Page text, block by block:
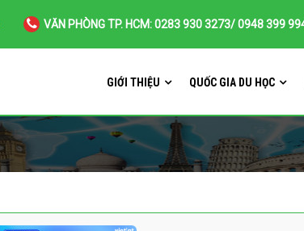
VĂN PHÒNG TP. HCM: 0283 930 3273/ 0948 399
GIỚI THIỆU QUỐC GIA DU HỌC